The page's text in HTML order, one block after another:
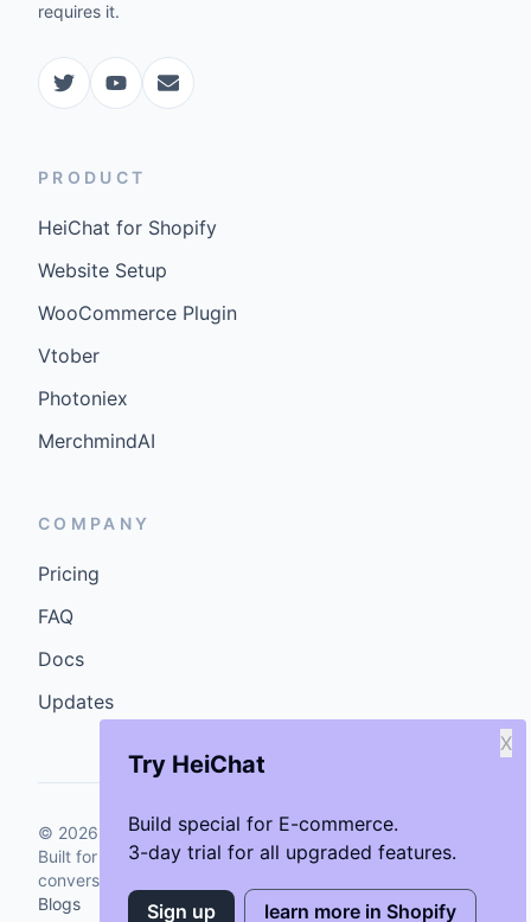
Try HeiChat
Build special for E-commerce.
3-day trial for all upgraded features.
X
Sign up learn more in Shopify
requires it.
PRODUCT
HeiChat for Shopify
Website Setup
WooCommerce Plugin
Vtober
Photoniex
MerchmindAI
COMPANY
Pricing
FAQ
Docs
Updates
© 2026 GenCybers Inc. All rights reserved.
Built for storefronts that want faster answers and cleaner
conversions.
Blogs